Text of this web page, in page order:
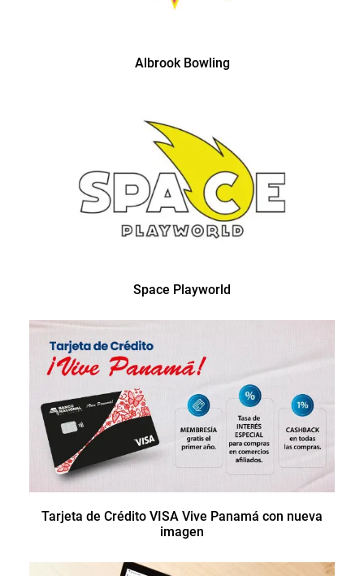
Albrook Bowling
Space Playworld
Tarjeta de Crédito VISA Vive Panamá con nueva
imagen